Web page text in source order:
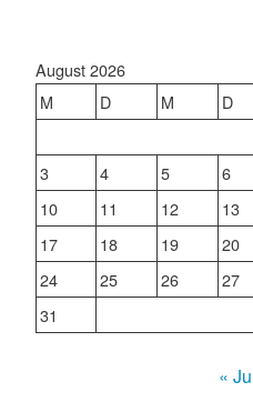
August 2026
M
D M D
3
4 5 6
10
11 12 13
17
18 19 20
24
25 26 27
31
«